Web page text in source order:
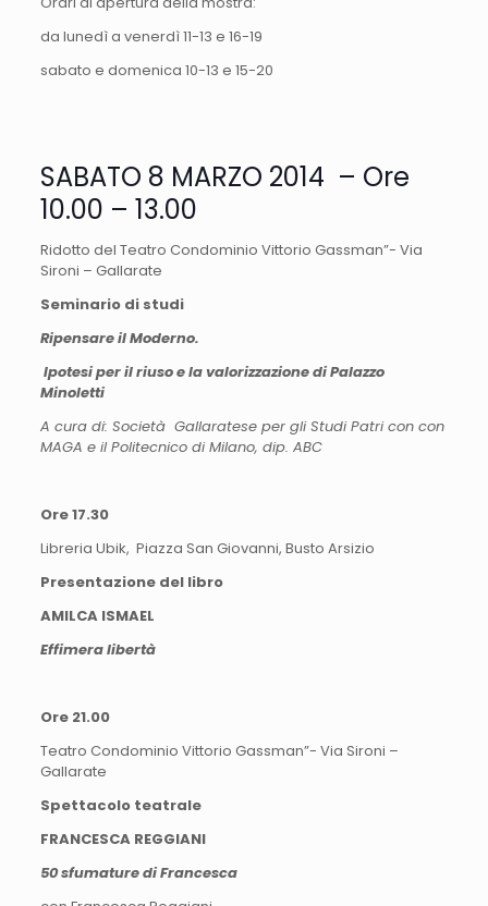
da lunedì a venerdì 11-13 e 16-19
sabato e domenica 10-13 e 15-20
SABATO 8 MARZO 2014 – Ore
10.00 – 13.00
Ridotto del Teatro Condominio Vittorio Gassman”- Via
Sironi – Gallarate
Seminario di studi
Ripensare il Moderno.
Ipotesi per il riuso e la valorizzazione di Palazzo
Minoletti
A cura di: Società Gallaratese per gli Studi Patri con con
MAGA e il Politecnico di Milano, dip. ABC
Ore 17.30
Libreria Ubik, Piazza San Giovanni, Busto Arsizio
Presentazione del libro
AMILCA ISMAEL
Effimera libertà
Ore 21.00
Teatro Condominio Vittorio Gassman”- Via Sironi –
Gallarate
Spettacolo teatrale
FRANCESCA REGGIANI
50 sfumature di Francesca